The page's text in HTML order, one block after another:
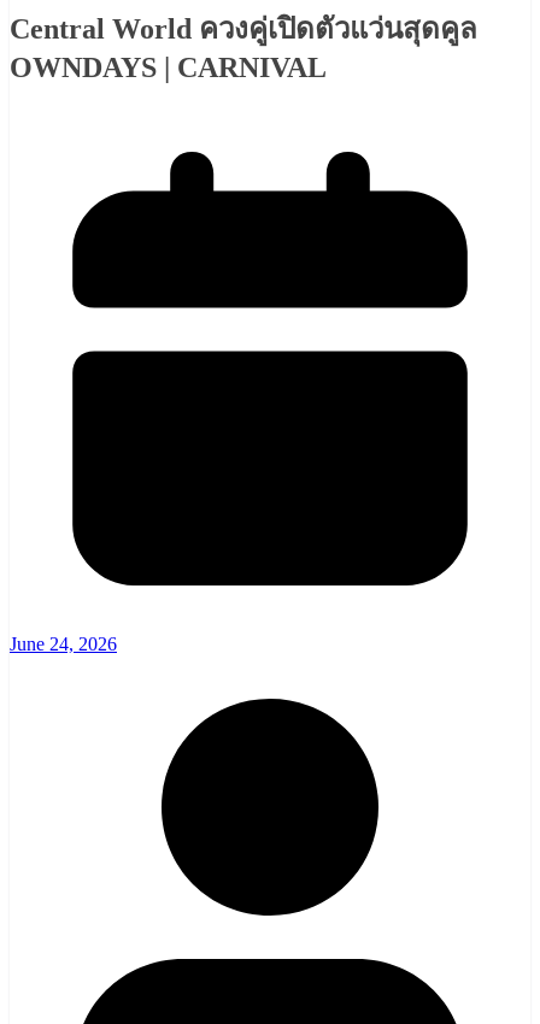
Central World ควงคู่เปิดตัวแว่นสุดคูล
OWNDAYS | CARNIVAL
June 24, 2026